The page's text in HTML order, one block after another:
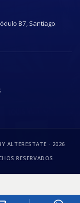
B7, Santiago.
ALTERESTATE · 2026
RESERVADOS.